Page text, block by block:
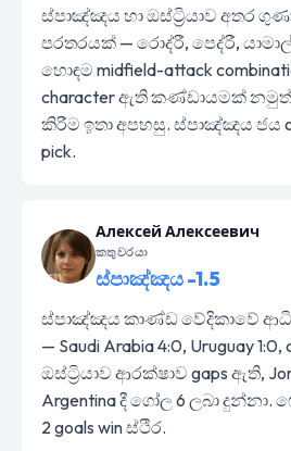
ස්පාඤ්ඤය හා ඔස්ට්‍රියාව අතර
පරතරයක් — රොද්රී, පෙද්රී,
හොඳම midfield-attack
character ඇති කණ්ඩායමක් නමුත්
කිරීම ඉතා අපහසු. ස්පාඤ්ඤය ජය
pick.
Алексей Алексеевич
කතුවරයා
ස්පාඤ්ඤය -1.5
ස්පාඤ්ඤය කාණ්ඩ වේදිකාවේ
— Saudi Arabia 4:0, Uruguay 1:0,
ඔස්ට්‍රියාව ආරක්ෂාව gaps ඇති,
Argentina දී ගෝල 6 ලබා දුන්නා.
2 goals win ස්ථිර.